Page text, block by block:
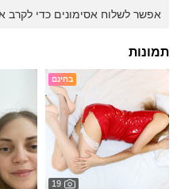
אפשר לשלוח אסימונים כדי לקרב
תמונות
בחינם
19